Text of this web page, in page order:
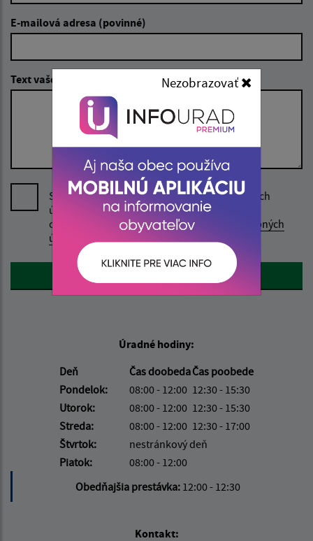
Nezobrazovať
E-mailová adresa (povinné)
Text vašej správy (povinné)
Súhlasím so spracovaním uvedených osobných
údajov v rozsahu kontaktného formuláru a
oboznámil som sa soZásadami ochrany osobných
údajov.
Google reCaptcha Response
Úradné hodiny:
Deň
Čas doobedaČas poobede
Pondelok:
08:00 - 12:00 12:30 - 15:30
Utorok:
08:00 - 12:00 12:30 - 15:30
Streda:
08:00 - 12:00 12:30 - 17:00
Štvrtok:
nestránkový deň
Piatok:
08:00 - 12:00
Obedňajšia prestávka: 12:00 - 12:30
Kontakt: